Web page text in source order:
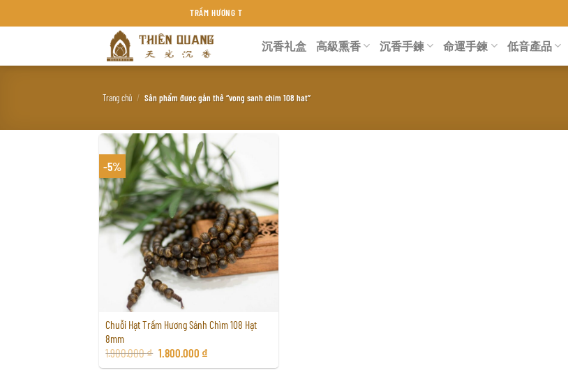
đến
dung
TRẦM HƯƠNG THIÊN QUANG KHÁNH HÒA
沉香礼盒 高級熏香 沉香手鍊 命運手鍊 低音產品
Trang chủ / Sản phẩm được gắn thẻ “vong sanh chim 108 hat”
-5%
Chuỗi Hạt Trầm Hương Sánh Chìm 108 Hạt
8mm
1.900.000₫ 1.800.000 ₫